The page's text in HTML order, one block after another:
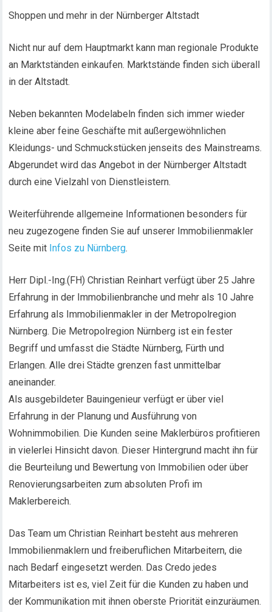
Shoppen und mehr in der Nürnberger Altstadt
Nicht nur auf dem Hauptmarkt kann man regionale Produkte
an Marktständen einkaufen. Marktstände finden sich überall
in der Altstadt.
Neben bekannten Modelabeln finden sich immer wieder
kleine aber feine Geschäfte mit außergewöhnlichen
Kleidungs- und Schmuckstücken jenseits des Mainstreams.
Abgerundet wird das Angebot in der Nürnberger Altstadt
durch eine Vielzahl von Dienstleistern.
Weiterführende allgemeine Informationen besonders für
neu zugezogene finden Sie auf unserer Immobilienmakler
Seite mit Infos zu Nürnberg.
Herr Dipl.-Ing.(FH) Christian Reinhart verfügt über 25 Jahre
Erfahrung in der Immobilienbranche und mehr als 10 Jahre
Erfahrung als Immobilienmakler in der Metropolregion
Nürnberg. Die Metropolregion Nürnberg ist ein fester
Begriff und umfasst die Städte Nürnberg, Fürth und
Erlangen. Alle drei Städte grenzen fast unmittelbar
aneinander.
Als ausgebildeter Bauingenieur verfügt er über viel
Erfahrung in der Planung und Ausführung von
Wohnimmobilien. Die Kunden seine Maklerbüros profitieren
in vielerlei Hinsicht davon. Dieser Hintergrund macht ihn für
die Beurteilung und Bewertung von Immobilien oder über
Renovierungsarbeiten zum absoluten Profi im
Maklerbereich.
Das Team um Christian Reinhart besteht aus mehreren
Immobilienmaklern und freiberuflichen Mitarbeitern, die
nach Bedarf eingesetzt werden. Das Credo jedes
Mitarbeiters ist es, viel Zeit für die Kunden zu haben und
der Kommunikation mit ihnen oberste Priorität einzuräumen.